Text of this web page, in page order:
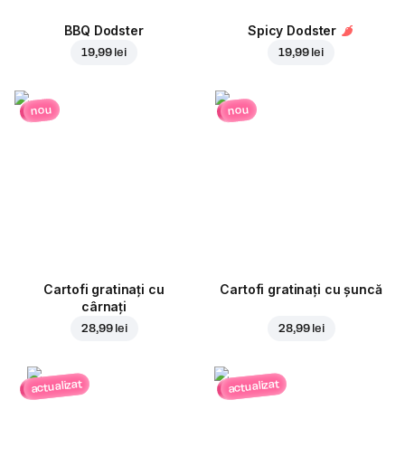
BBQ Dodster
19,99 lei
Spicy Dodster
19,99 lei
nou
Cartofi gratinați cu
cârnați
28,99 lei
nou
Cartofi gratinați cu șuncă
28,99 lei
actualizat actualizat